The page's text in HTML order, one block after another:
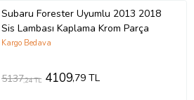
Subaru Forester Uyumlu 2013 2018
Sis Lambası Kaplama Krom Parça
Kargo Bedava
5137,24 TL 4109,79 TL